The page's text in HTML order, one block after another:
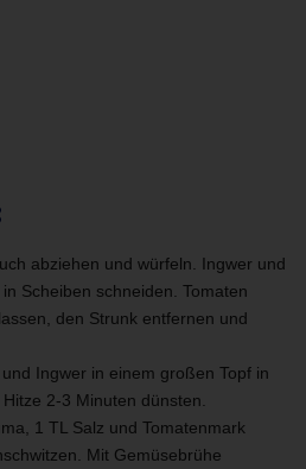
abziehen und würfeln. Ingwer und
Scheiben schneiden. Tomaten
den Strunk entfernen und
Ingwer in einem großen Topf in
2-3 Minuten dünsten.
1 TL Salz und Tomatenmark
Mit Gemüsebrühe